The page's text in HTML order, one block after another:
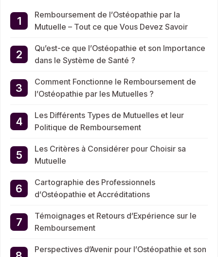
Remboursement de l’Ostéopathie par la
Mutuelle – Tout ce que Vous Devez Savoir
Qu’est-ce que l’Ostéopathie et son Importance
dans le Système de Santé ?
Comment Fonctionne le Remboursement de
l’Ostéopathie par les Mutuelles ?
Les Différents Types de Mutuelles et leur
Politique de Remboursement
Les Critères à Considérer pour Choisir sa
Mutuelle
Cartographie des Professionnels
d’Ostéopathie et Accréditations
Témoignages et Retours d’Expérience sur le
Remboursement
Perspectives d’Avenir pour l’Ostéopathie et son